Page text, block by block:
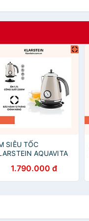
SIÊU TỐC
AQUAVITA
Chính Hãng
1.790.000 đ